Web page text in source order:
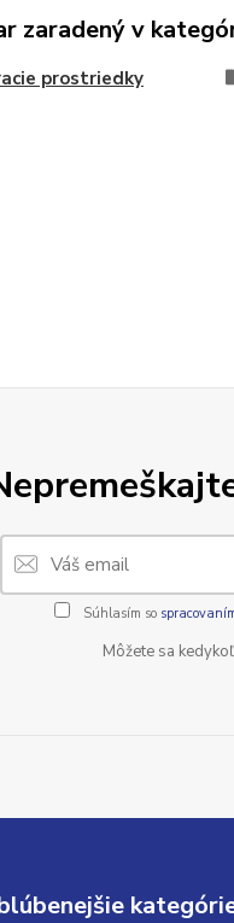
zaradený v
prostriedky
Súhlasím so
Môžete sa